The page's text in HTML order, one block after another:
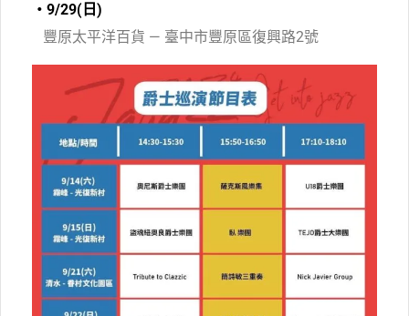
・9/29(日)
豐原太平洋百貨 — 臺中市豐原區復興路2號